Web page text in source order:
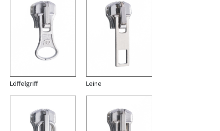
Löffelgriff Leine